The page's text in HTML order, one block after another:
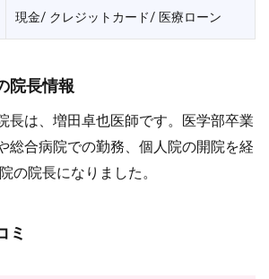
現金/ クレジットカード/ 医療ローン
院長情報
長は、増田卓也医師です。医学部卒業
総合病院での勤務、個人院の開院を経
の院長になりました。
ミ